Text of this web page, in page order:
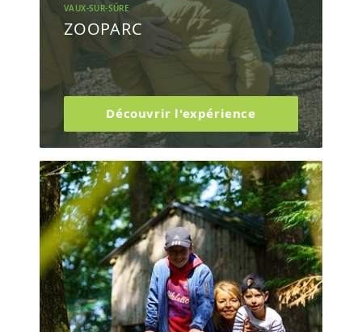
VAUX-SUR-SÛRE
ZOOPARC
Découvrir l'expérience